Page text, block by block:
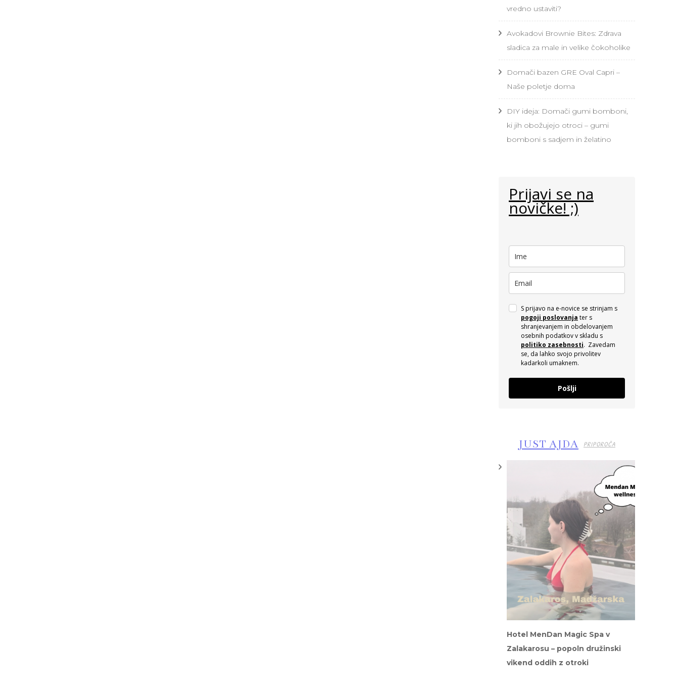
vredno ustaviti?
Avokadovi Brownie Bites: Zdrava
sladica za male in velike čokoholike
Domači bazen GRE Oval Capri –
Naše poletje doma
DIY ideja: Domači gumi bomboni,
ki jih obožujejo otroci – gumi
bomboni s sadjem in želatino
Prijavi se na
novičke! ;)
S prijavo na e-novice se strinjam s
pogoji poslovanja ter s
shranjevanjem in obdelovanjem
osebnih podatkov v skladu s
politiko zasebnosti. Zavedam
se, da lahko svojo privolitev
kadarkoli umaknem.
Pošlji
JUST AJDA PRIPOROČA
Hotel MenDan Magic Spa v
Zalakarosu – popoln družinski
vikend oddih z otroki